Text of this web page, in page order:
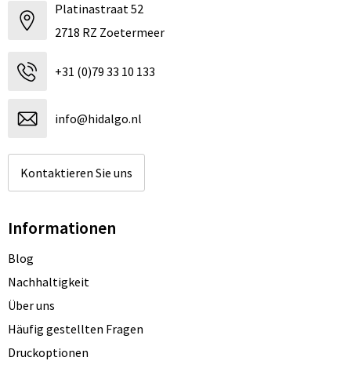
Platinastraat 52
2718 RZ Zoetermeer
+31 (0)79 33 10 133
info@hidalgo.nl
Kontaktieren Sie uns
Informationen
Blog
Nachhaltigkeit
Über uns
Häufig gestellten Fragen
Druckoptionen